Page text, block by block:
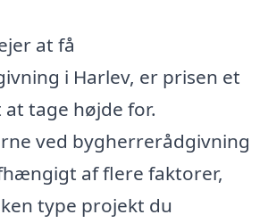
at få
i Harlev, er prisen et
tage højde for.
ved bygherrerådgivning
af flere faktorer,
type projekt du